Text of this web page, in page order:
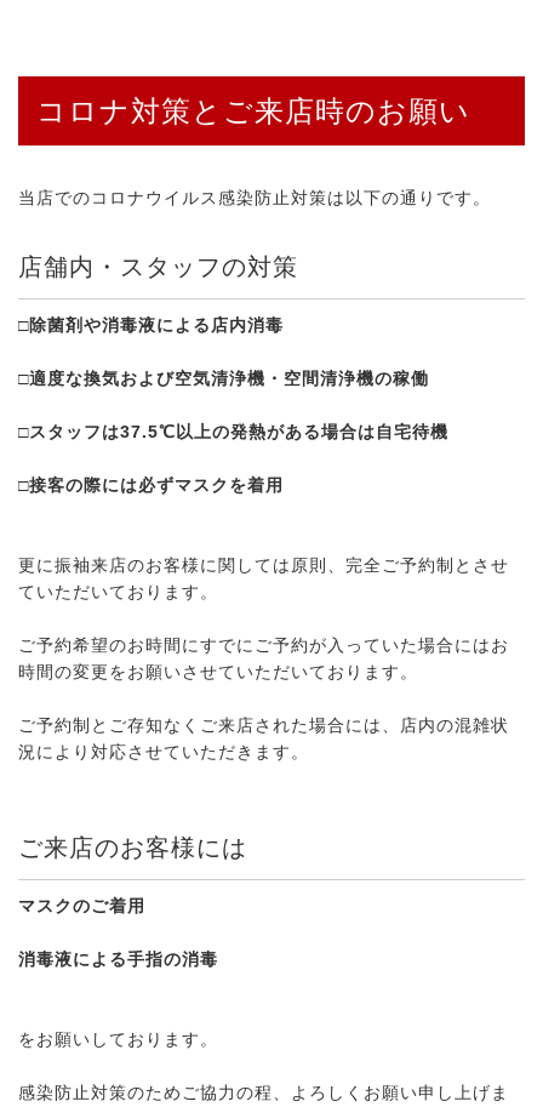
コロナ対策とご来店時のお願い
当店でのコロナウイルス感染防止対策は以下の通りです。
店舗内・スタッフの対策
□除菌剤や消毒液による店内消毒
□適度な換気および空気清浄機・空間清浄機の稼働
□スタッフは37.5℃以上の発熱がある場合は自宅待機
□接客の際には必ずマスクを着用
更に振袖来店のお客様に関しては原則、完全ご予約制とさせ
ていただいております。
ご予約希望のお時間にすでにご予約が入っていた場合にはお
時間の変更をお願いさせていただいております。
ご予約制とご存知なくご来店された場合には、店内の混雑状
況により対応させていただきます。
ご来店のお客様には
マスクのご着用
消毒液による手指の消毒
をお願いしております。
感染防止対策のためご協力の程、よろしくお願い申し上げま